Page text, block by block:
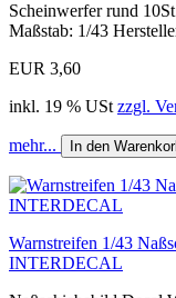
Scheinwerfer rund
Maßstab: 1/43
EUR 3,60
inkl. 19 % USt zzgl.
mehr... In den
Warnstreifen 1/43
INTERDECAL